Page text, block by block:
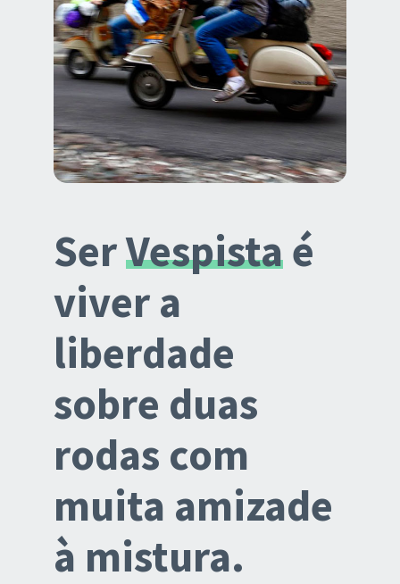
SerVespistaé
viver a
liberdade
sobre duas
rodas com
muita amizade
à mistura.